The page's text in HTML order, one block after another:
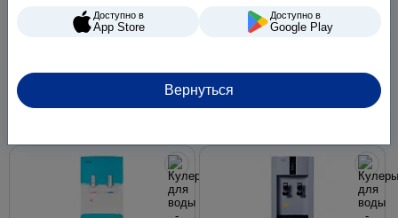
FCBI белый со
льдогенератором
15 930 ₴
FCF голубой с
компрессорным
8 883 ₴
Доступно в
App Store
Доступно в
Google Play
Вернуться